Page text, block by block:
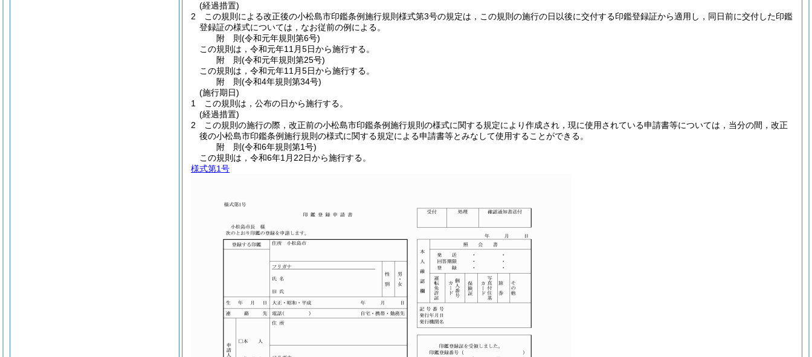
(経過措置)
2
この規則による改正後の小松島市印鑑条例施行規則様式第3号の規定は，この規則の施行の日以後に交付する印鑑登録証から適用し，同日前に交付した印鑑
登録証の様式については，なお従前の例による。
附 則(令和元年規則第6号)
この規則は，令和元年11月5日から施行する。
附 則(令和元年規則第25号)
この規則は，令和元年11月5日から施行する。
附 則(令和4年規則第34号)
(施行期日)
1
この規則は，公布の日から施行する。
(経過措置)
2
この規則の施行の際，改正前の小松島市印鑑条例施行規則の様式に関する規定により作成され，現に使用されている申請書等については，当分の間，改正
後の小松島市印鑑条例施行規則の様式に関する規定による申請書等とみなして使用することができる。
附 則(令和6年規則第1号)
この規則は，令和6年1月22日から施行する。
様式第1号